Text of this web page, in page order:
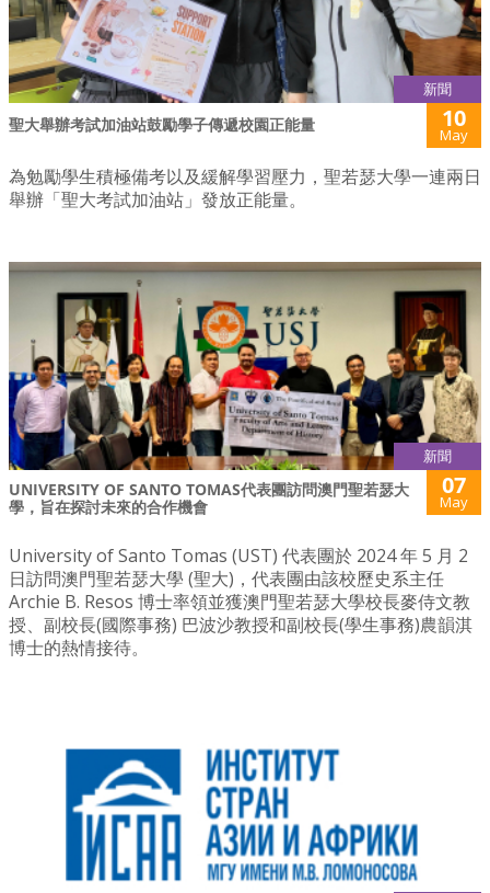
新聞
聖大舉辦考試加油站鼓勵學子傳遞校園正能量 10
May
為勉勵學生積極備考以及緩解學習壓力，聖若瑟大學一連兩日
舉辦「聖大考試加油站」發放正能量。
新聞
UNIVERSITY OF SANTO TOMAS代表團訪問澳門聖若瑟大
學，旨在探討未來的合作機會
07
May
University of Santo Tomas (UST) 代表團於 2024 年 5 月 2
日訪問澳門聖若瑟大學 (聖大)，代表團由該校歷史系主任
Archie B. Resos 博士率領並獲澳門聖若瑟大學校長麥侍文教
授、副校長(國際事務) 巴波沙教授和副校長(學生事務)農韻淇
博士的熱情接待。